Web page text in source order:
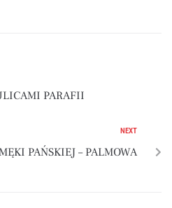
PARAFII
NEXT
PAŃSKIEJ – PALMOWA